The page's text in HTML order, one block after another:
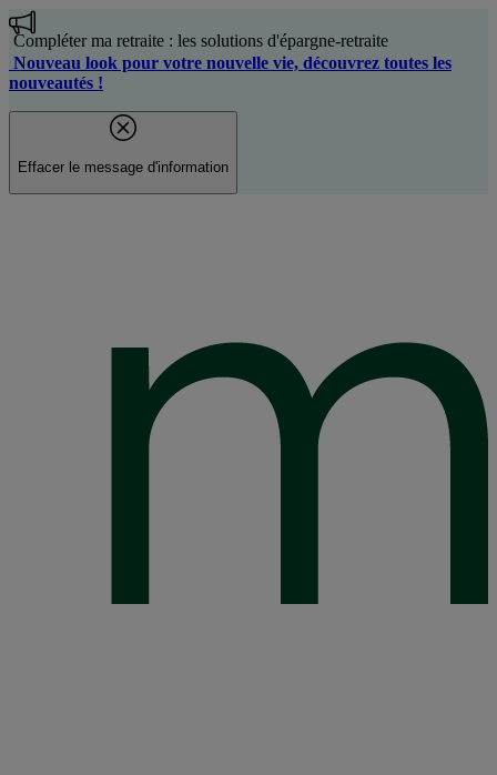
Aller
au
contenu
principal
Nouveau look pour votre nouvelle vie, découvrez toutes les
nouveautés !
Effacer le message d'information
Compléter ma retraite : les solutions d'épargne-retraite